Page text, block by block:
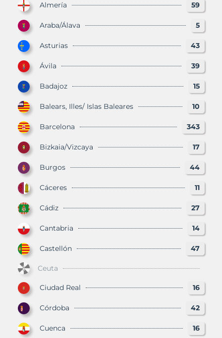
Almería 59
Araba/Álava 5
Asturias 43
Ávila 39
Badajoz 15
Balears, Illes/ Islas Baleares 10
Barcelona 343
Bizkaia/Vizcaya 17
Burgos 44
Cáceres 11
Cádiz 27
Cantabria 14
Castellón 47
Ceuta
Ciudad Real 16
Córdoba 42
Cuenca 16